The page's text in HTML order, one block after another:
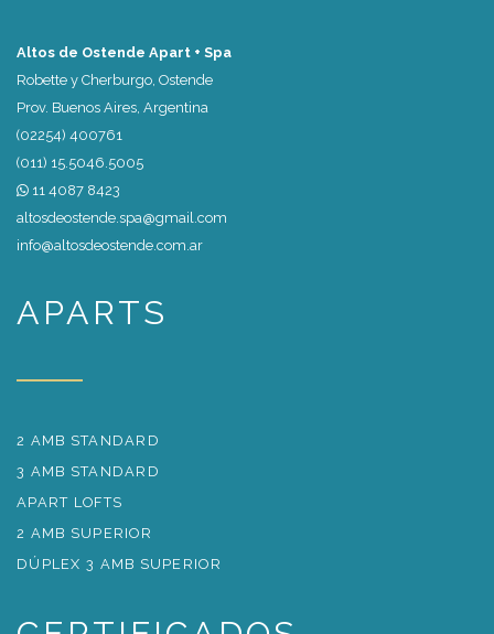
Altos de Ostende Apart + Spa
Robette y Cherburgo, Ostende
Prov. Buenos Aires, Argentina
(02254) 400761
(011) 15.5046.5005
11 4087 8423
altosdeostende.spa@gmail.com
info@altosdeostende.com.ar
APARTS
2 AMB STANDARD
3 AMB STANDARD
APART LOFTS
2 AMB SUPERIOR
DÚPLEX 3 AMB SUPERIOR